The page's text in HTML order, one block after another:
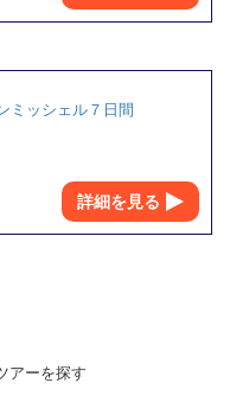
ミッシェル７日間
詳細を見る
アーを探す